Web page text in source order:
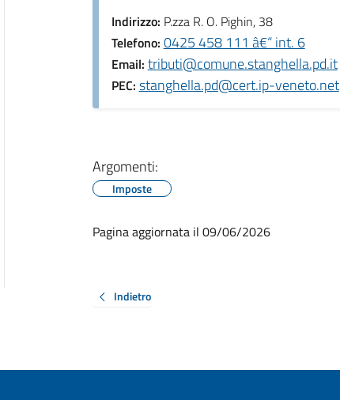
Indirizzo: P.zza R. O. Pighin, 38
Telefono: 0425 458 111 â€“ int. 6
Email: tributi@comune.stanghella.pd.it
PEC: stanghella.pd@cert.ip-veneto.net
Argomenti:
Imposte
Pagina aggiornata il 09/06/2026
Indietro